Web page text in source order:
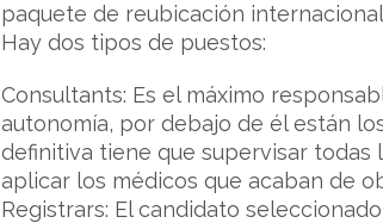
paquete de reubicación
Hay dos tipos de puestos:
Consultants: Es el máximo
autonomía, por debajo de él están
definitiva tiene que supervisar
aplicar los médicos que acaban de
Registrars: El candidato